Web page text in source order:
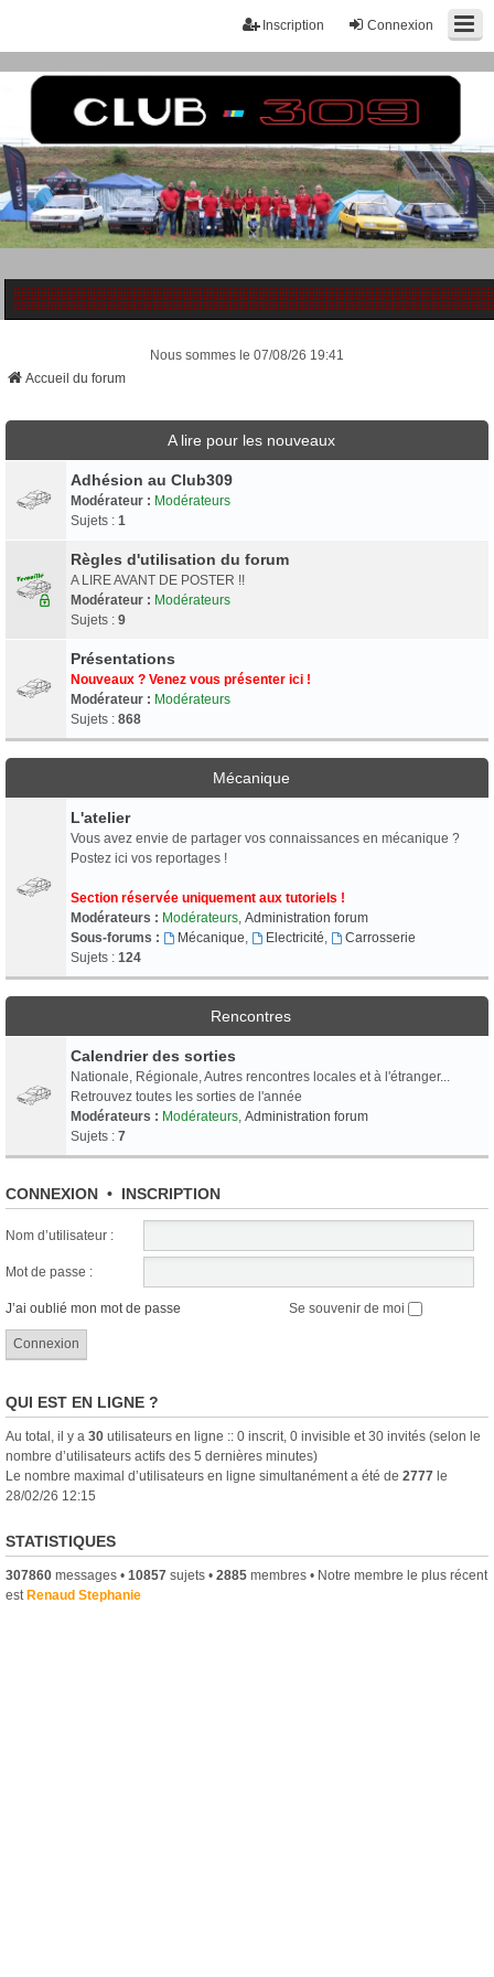
Connexion
Inscription
Nous sommes le 07/08/26 19:41
Accueil du forum
A lire pour les nouveaux
Adhésion au Club309
Modérateur : Modérateurs
Sujets : 1
Règles d'utilisation du forum
A LIRE AVANT DE POSTER !!
Modérateur : Modérateurs
Sujets : 9
Présentations
Nouveaux ? Venez vous présenter ici !
Modérateur : Modérateurs
Sujets : 868
Mécanique
L'atelier
Vous avez envie de partager vos connaissances en mécanique ?
Postez ici vos reportages !
Section réservée uniquement aux tutoriels !
Modérateurs : Modérateurs, Administration forum
Sous-forums :
Mécanique, Electricité,
Carrosserie
Sujets : 124
Rencontres
Calendrier des sorties
Nationale, Régionale, Autres rencontres locales et à l'étranger...
Retrouvez toutes les sorties de l'année
Modérateurs : Modérateurs, Administration forum
Sujets : 7
CONNEXION • INSCRIPTION
Nom d’utilisateur :
Mot de passe :
J’ai oublié mon mot de passe Se souvenir de moi
QUI EST EN LIGNE ?
Au total, il y a 30 utilisateurs en ligne :: 0 inscrit, 0 invisible et 30 invités (selon le
nombre d’utilisateurs actifs des 5 dernières minutes)
Le nombre maximal d’utilisateurs en ligne simultanément a été de 2777 le
28/02/26 12:15
STATISTIQUES
307860 messages • 10857 sujets • 2885 membres • Notre membre le plus récent
estRenaud Stephanie